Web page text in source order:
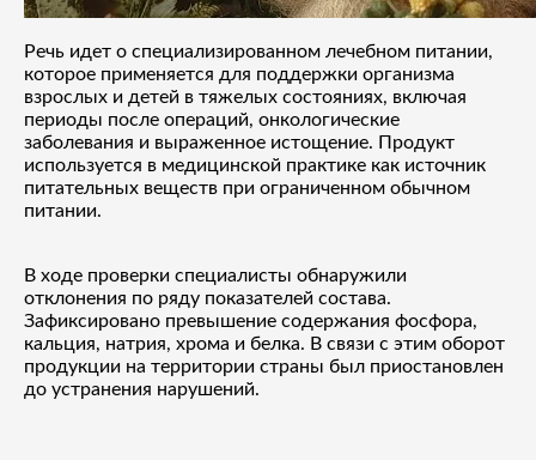
Речь идет о специализированном лечебном питании,
которое применяется для поддержки организма
взрослых и детей в тяжелых состояниях, включая
периоды после операций, онкологические
заболевания и выраженное истощение. Продукт
используется в медицинской практике как источник
питательных веществ при ограниченном обычном
питании.
В ходе проверки специалисты обнаружили
отклонения по ряду показателей состава.
Зафиксировано превышение содержания фосфора,
кальция, натрия, хрома и белка. В связи с этим оборот
продукции на территории страны был приостановлен
до устранения нарушений.